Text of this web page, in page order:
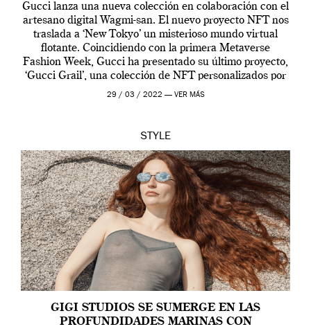
Gucci lanza una nueva colección en colaboración con el
artesano digital Wagmi-san. El nuevo proyecto NFT nos
traslada a ‘New Tokyo’ un misterioso mundo virtual
flotante. Coincidiendo con la primera Metaverse
Fashion Week, Gucci ha presentado su último proyecto,
‘Gucci Grail’, una colección de NFT personalizados por
Alessandro Michele, director creativo de la casa italiana
29 / 03 / 2022 — VER MÁS
STYLE
GIGI STUDIOS SE SUMERGE EN LAS
PROFUNDIDADES MARINAS CON